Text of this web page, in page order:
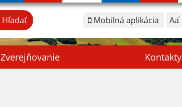
Mobilná aplikácia Aa
Hľadať
Zverejňovanie Kontakty